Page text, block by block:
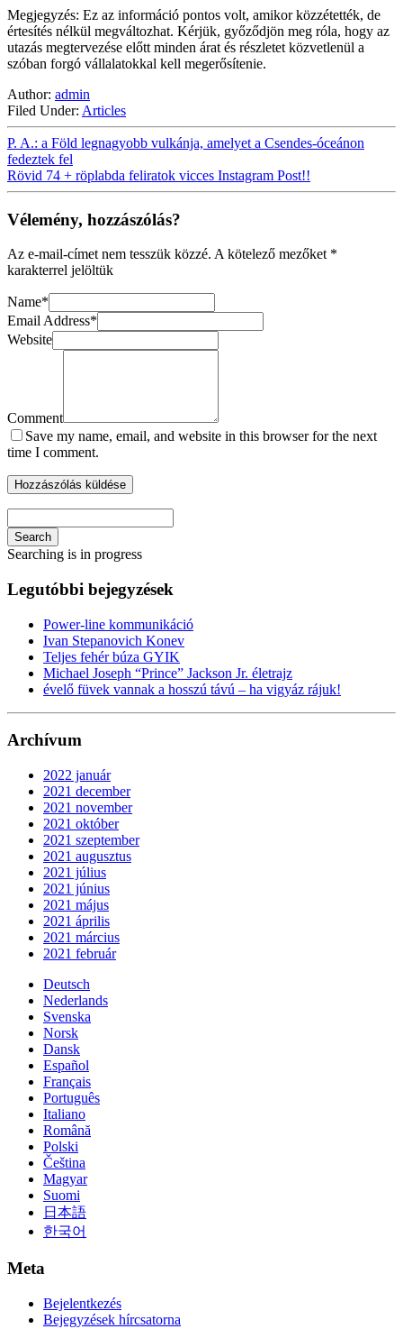
Megjegyzés: Ez az információ pontos volt, amikor közzétették, de
értesítés nélkül megváltozhat. Kérjük, győződjön meg róla, hogy az
utazás megtervezése előtt minden árat és részletet közvetlenül a
szóban forgó vállalatokkal kell megerősítenie.
Author: admin
Filed Under: Articles
P. A.: a Föld legnagyobb vulkánja, amelyet a Csendes-óceánon
fedeztek fel
Rövid 74 + röplabda feliratok vicces Instagram Post!!
Vélemény, hozzászólás?
Az e-mail-címet nem tesszük közzé. A kötelező mezőket *
karakterrel jelöltük
Name*
Email Address*
Website
Comment
Save my name, email, and website in this browser for the next
time I comment.
Search
Searching is in progress
Legutóbbi bejegyzések
Power-line kommunikáció
Ivan Stepanovich Konev
Teljes fehér búza GYIK
Michael Joseph “Prince” Jackson Jr. életrajz
évelő füvek vannak a hosszú távú – ha vigyáz rájuk!
Archívum
2022 január
2021 december
2021 november
2021 október
2021 szeptember
2021 augusztus
2021 július
2021 június
2021 május
2021 április
2021 március
2021 február
Deutsch
Nederlands
Svenska
Norsk
Dansk
Español
Français
Português
Italiano
Română
Polski
Čeština
Magyar
Suomi
日本語
한국어
Meta
Bejelentkezés
Bejegyzések hírcsatorna